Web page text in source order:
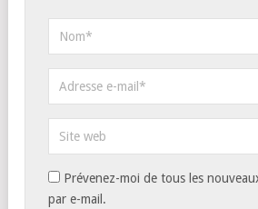
Prévenez-moi de tous les
par e-mail.